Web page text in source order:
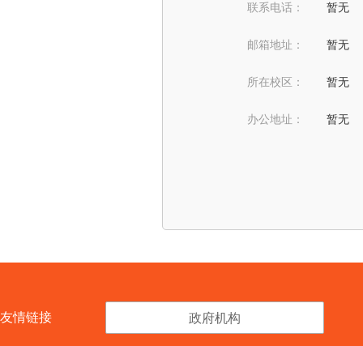
联系电话： 暂无
邮箱地址： 暂无
所在校区： 暂无
办公地址： 暂无
友情链接 政府机构